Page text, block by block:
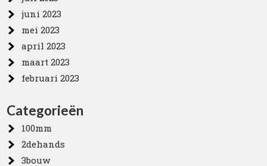
juni 2023
mei 2023
april 2023
maart 2023
februari 2023
Categorieën
100mm
2dehands
3bouw